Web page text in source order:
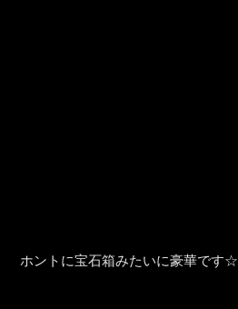
ホントに宝石箱みたいに豪華です☆